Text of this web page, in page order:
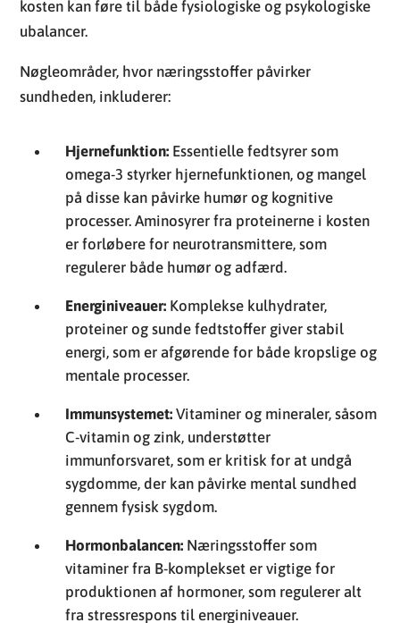
kosten kan føre til både fysiologiske og psykologiske
ubalancer.
Nøgleområder, hvor næringsstoffer påvirker
sundheden, inkluderer:
Hjernefunktion: Essentielle fedtsyrer som
omega-3 styrker hjernefunktionen, og mangel
på disse kan påvirke humør og kognitive
processer. Aminosyrer fra proteinerne i kosten
er forløbere for neurotransmittere, som
regulerer både humør og adfærd.
Energiniveauer: Komplekse kulhydrater,
proteiner og sunde fedtstoffer giver stabil
energi, som er afgørende for både kropslige og
mentale processer.
Immunsystemet: Vitaminer og mineraler, såsom
C-vitamin og zink, understøtter
immunforsvaret, som er kritisk for at undgå
sygdomme, der kan påvirke mental sundhed
gennem fysisk sygdom.
Hormonbalancen: Næringsstoffer som
vitaminer fra B-komplekset er vigtige for
produktionen af hormoner, som regulerer alt
fra stressrespons til energiniveauer.